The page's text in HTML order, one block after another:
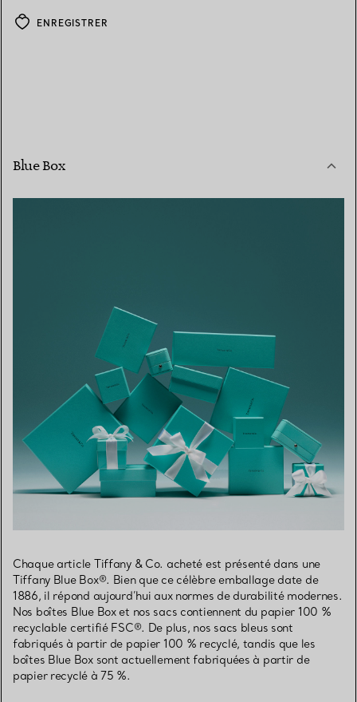
ENREGISTRER
Blue Box
Chaque article Tiffany & Co. acheté est présenté dans une
Tiffany Blue Box®. Bien que ce célèbre emballage date de
1886, il répond aujourd’hui aux normes de durabilité modernes.
Nos boîtes Blue Box et nos sacs contiennent du papier 100 %
recyclable certifié FSC®. De plus, nos sacs bleus sont
fabriqués à partir de papier 100 % recyclé, tandis que les
boîtes Blue Box sont actuellement fabriquées à partir de
papier recyclé à 75 %.